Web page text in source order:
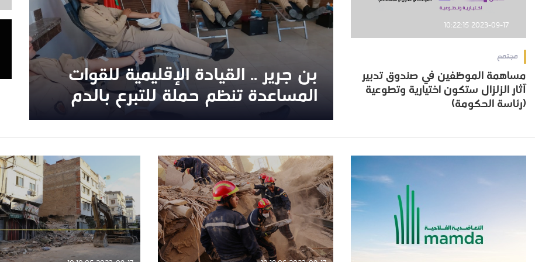
2023-09-17 10:22:15
مجتمع
مساهمة الموظفين في صندوق تدبير
آثار الزلزال ستكون اختيارية وتطوعية
(رئاسة الحكومة)
مساهمة الموظفين في صندوق تدبير
آثار الزلزال ستكون اختيارية وتطوعية
(رئاسة الحكومة)
بن جرير .. القيادة الإقليمية للقوات
المساعدة تنظم حملة للتبرع بالدم
بن جرير .. القيادة الإقليمية للقوات
المساعدة تنظم حملة للتبرع بالدم